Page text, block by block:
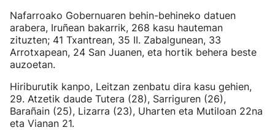
Nafarroako Gobernuaren behin-behineko datuen
arabera, Iruñean bakarrik, 268 kasu hauteman
zituzten; 41 Txantrean, 35 II. Zabalgunean, 33
Arrotxapean, 24 San Juanen, eta hortik behera beste
auzoetan.
Hiriburutik kanpo, Leitzan zenbatu dira kasu gehien,
29. Atzetik daude Tutera (28), Sarriguren (26),
Barañain (25), Lizarra (23), Uharten eta Mutiloan 22na
eta Vianan 21.